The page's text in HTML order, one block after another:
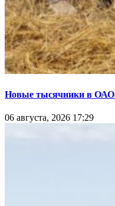
Новые тысячники в ОАО
06 августа, 2026 17:29